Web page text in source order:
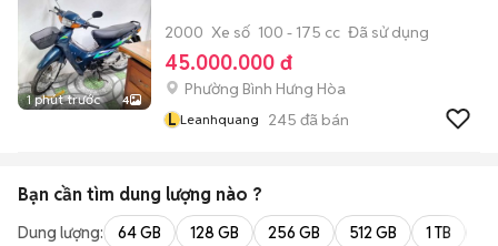
1 phút trước 4
2000 Xe số 100 - 175 cc Đã sử dụng
45.000.000 đ
Phường Bình Hưng Hòa
L Leanhquang 245 đã bán
Bạn cần tìm dung lượng nào ?
Dung lượng: 64 GB 128 GB 256 GB 512 GB 1 TB